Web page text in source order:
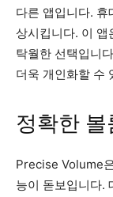
다른 앱입니다.
상시킵니다. 이 앱
탁월한 선택입니
더욱 개인화할 수
정확한 볼
Precise Volume
능이 돋보입니다.